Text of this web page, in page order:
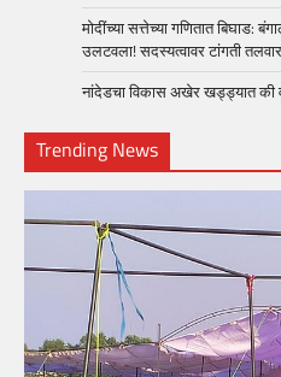
मोदींच्या सत्तेच्या गणितात बिघाड:
उलटवला! सदस्यत्वावर टांगती
नांदेडचा विकास अखेर खड्ड्यात की
Trending News